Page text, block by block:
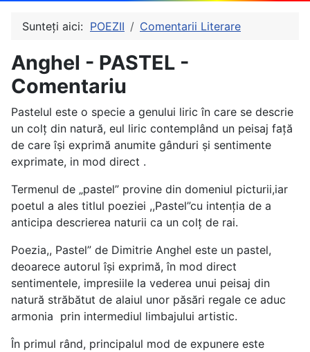
Sunteți aici: POEZII Comentarii Literare
Anghel - PASTEL -
Comentariu
Pastelul este o specie a genului liric în care se descrie
un colţ din natură, eul liric contemplând un peisaj faţă
de care îṣi exprimă anumite gânduri ṣi sentimente
exprimate, in mod direct .
Termenul de „pastel” provine din domeniul picturii,iar
poetul a ales titlul poeziei ,,Pastel”cu intenția de a
anticipa descrierea naturii ca un colț de rai.
Poezia,, Pastel” de Dimitrie Anghel este un pastel,
deoarece autorul își exprimă, în mod direct
sentimentele, impresiile la vederea unui peisaj din
natură străbătut de alaiul unor păsări regale ce aduc
armonia prin intermediul limbajului artistic.
În primul rând, principalul mod de expunere este